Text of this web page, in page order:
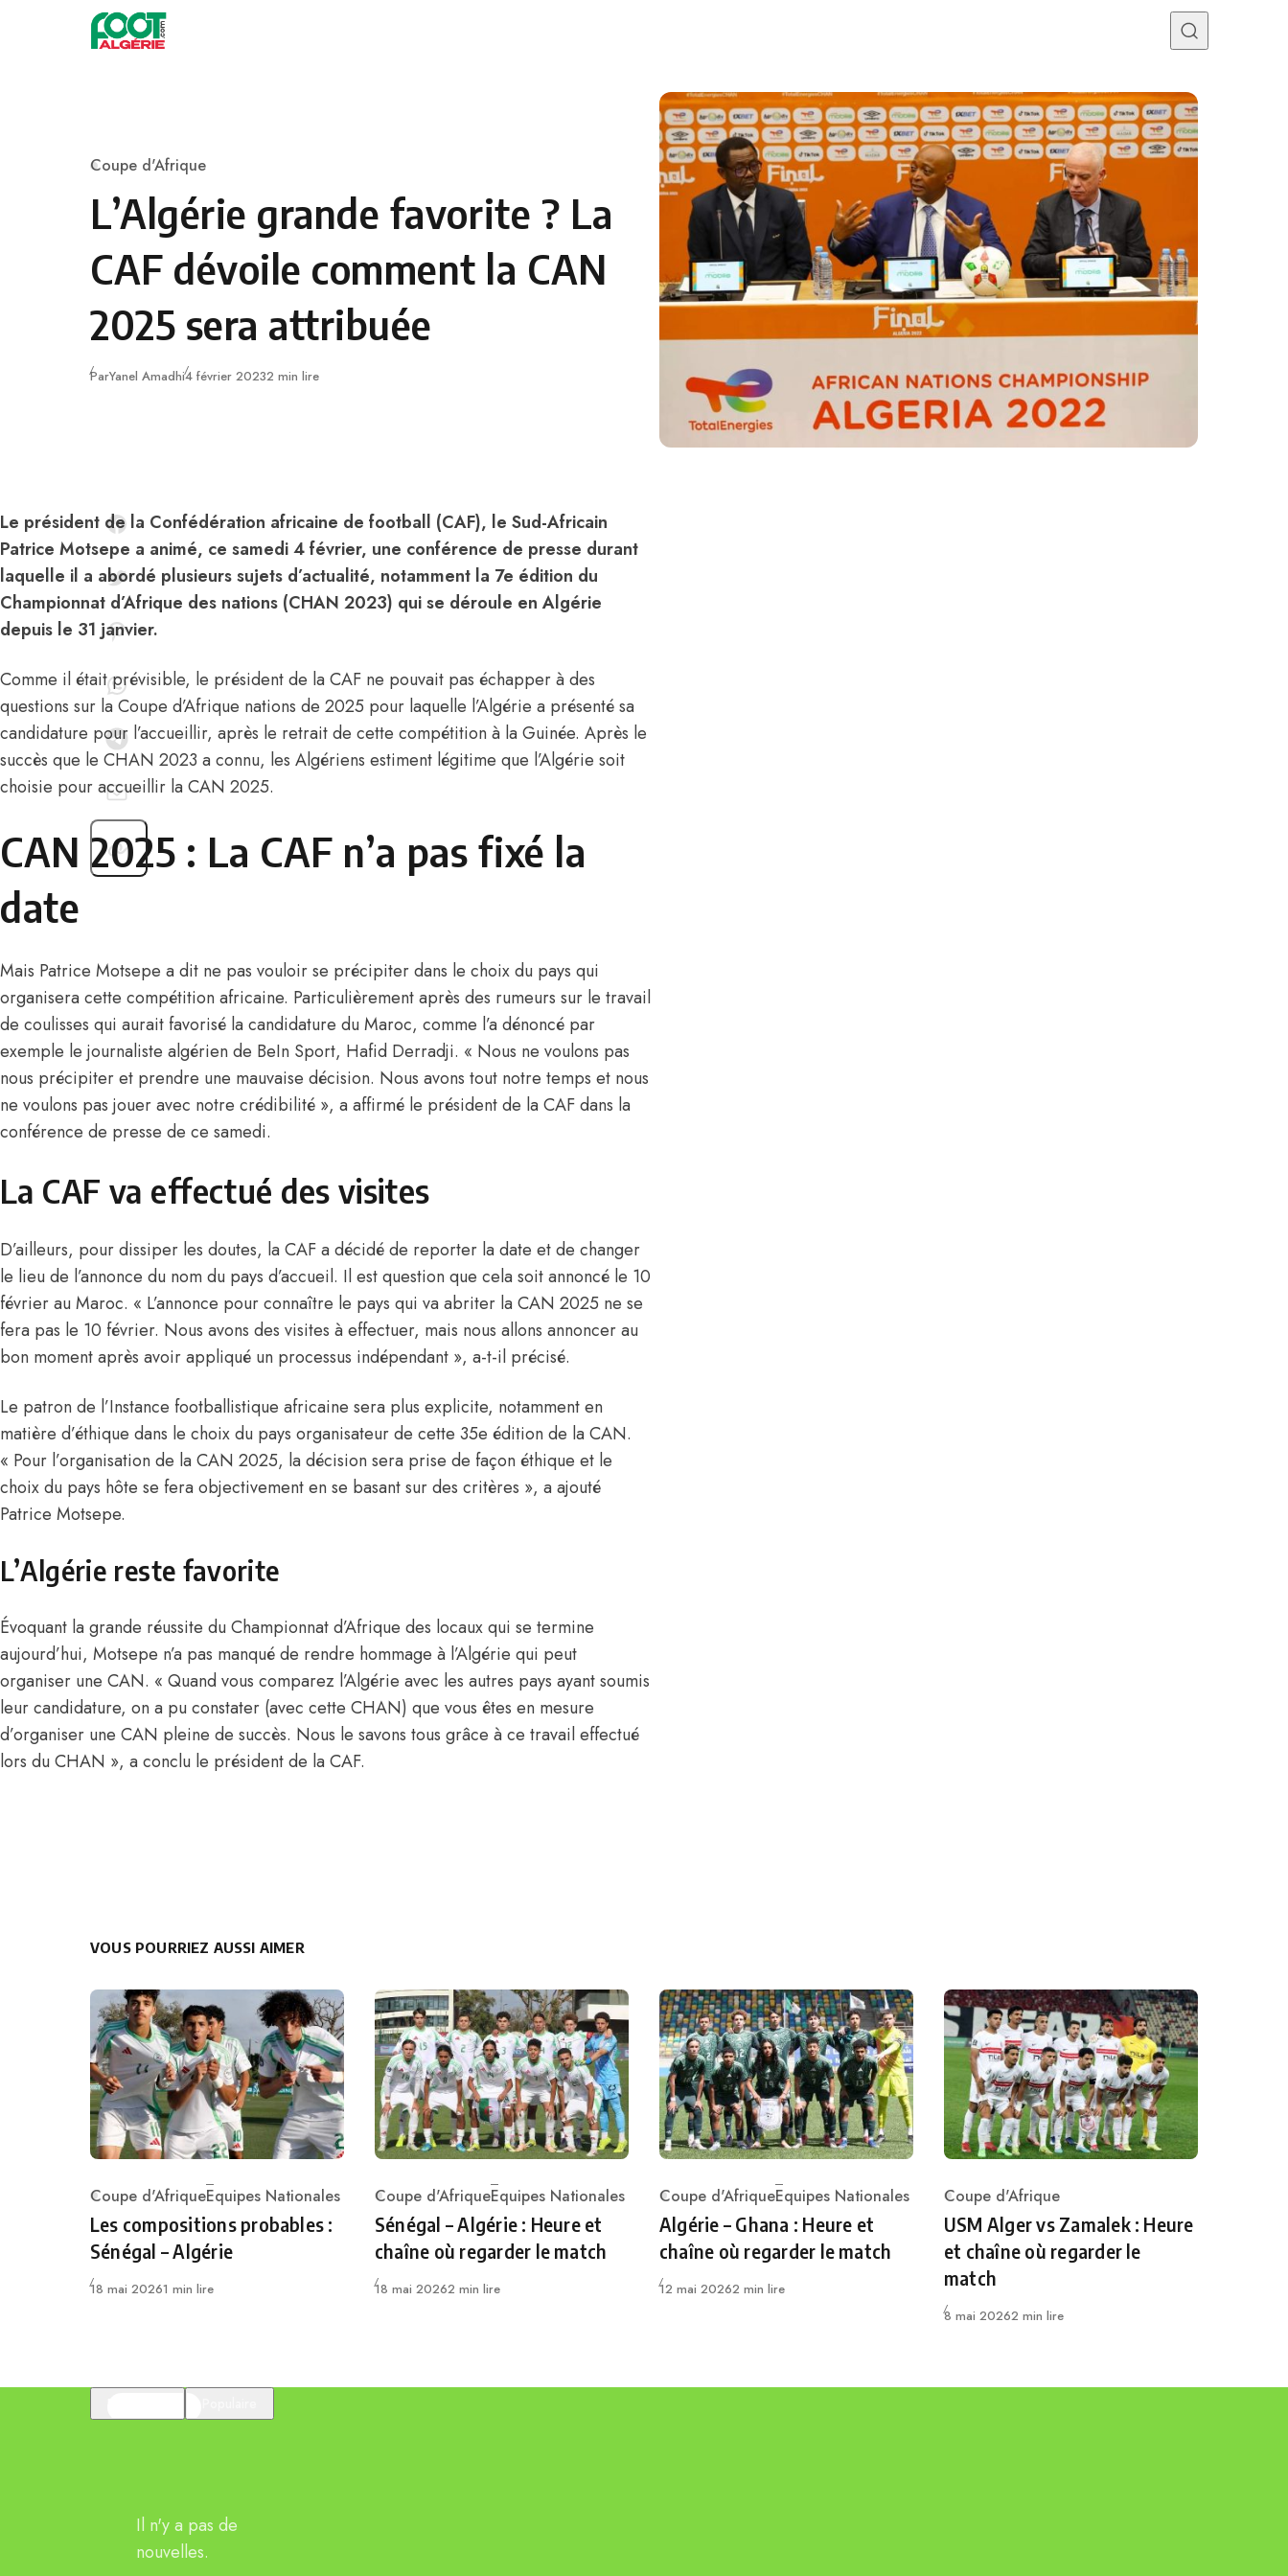
Skip to content
Category
Coupe d'Afrique
L’Algérie grande favorite ? La
CAF dévoile comment la CAN
2025 sera attribuée
ParYanel AmadhiPublié
4 février 20232 min lire
Le président de la Confédération africaine de football (CAF), le Sud-Africain
Patrice Motsepe a animé, ce samedi 4 février, une conférence de presse durant
laquelle il a abordé plusieurs sujets d’actualité, notamment la 7e édition du
Championnat d’Afrique des nations (CHAN 2023) qui se déroule en Algérie
depuis le 31 janvier.
Comme il était prévisible, le président de la CAF ne pouvait pas échapper à des
questions sur la Coupe d’Afrique nations de 2025 pour laquelle l’Algérie a présenté sa
candidature pour l’accueillir, après le retrait de cette compétition à la Guinée. Après le
succès que le CHAN 2023 a connu, les Algériens estiment légitime que l’Algérie soit
choisie pour accueillir la CAN 2025.
CAN 2025 : La CAF n’a pas fixé la
date
Mais Patrice Motsepe a dit ne pas vouloir se précipiter dans le choix du pays qui
organisera cette compétition africaine. Particulièrement après des rumeurs sur le travail
de coulisses qui aurait favorisé la candidature du Maroc, comme l’a dénoncé par
exemple le journaliste algérien de BeIn Sport, Hafid Derradji. « Nous ne voulons pas
nous précipiter et prendre une mauvaise décision. Nous avons tout notre temps et nous
ne voulons pas jouer avec notre crédibilité », a affirmé le président de la CAF dans la
conférence de presse de ce samedi.
La CAF va effectué des visites
D’ailleurs, pour dissiper les doutes, la CAF a décidé de reporter la date et de changer
le lieu de l’annonce du nom du pays d’accueil. Il est question que cela soit annoncé le 10
février au Maroc. « L’annonce pour connaître le pays qui va abriter la CAN 2025 ne se
fera pas le 10 février. Nous avons des visites à effectuer, mais nous allons annoncer au
bon moment après avoir appliqué un processus indépendant », a-t-il précisé.
Le patron de l’Instance footballistique africaine sera plus explicite, notamment en
matière d’éthique dans le choix du pays organisateur de cette 35e édition de la CAN.
« Pour l’organisation de la CAN 2025, la décision sera prise de façon éthique et le
choix du pays hôte se fera objectivement en se basant sur des critères », a ajouté
Patrice Motsepe.
L’Algérie reste favorite
Évoquant la grande réussite du Championnat d’Afrique des locauxqui se termine
aujourd’hui, Motsepe n’a pas manqué de rendre hommage à l’Algérie qui peut
organiser une CAN. « Quand vous comparez l’Algérie avec les autres pays ayant soumis
leur candidature, on a pu constater (avec cette CHAN) que vous êtes en mesure
d’organiser une CAN pleine de succès. Nous le savons tous grâce à ce travail effectué
lors du CHAN », a conclu le président de la CAF.
VOUS POURRIEZ AUSSI AIMER
Category
Coupe d'AfriqueEquipes Nationales
Les compositions probables :
Sénégal – Algérie
Publié
18 mai 20261 min lire
Category
Coupe d'AfriqueEquipes Nationales
Sénégal – Algérie : Heure et
chaîne où regarder le match
Publié
18 mai 20262 min lire
Category
Coupe d'AfriqueEquipes Nationales
Algérie – Ghana : Heure et
chaîne où regarder le match
Publié
12 mai 20262 min lire
Category
Coupe d'Afrique
USM Alger vs Zamalek : Heure
et chaîne où regarder le
match
Publié
8 mai 20262 min lire
Il n'y a pas de
nouvelles.